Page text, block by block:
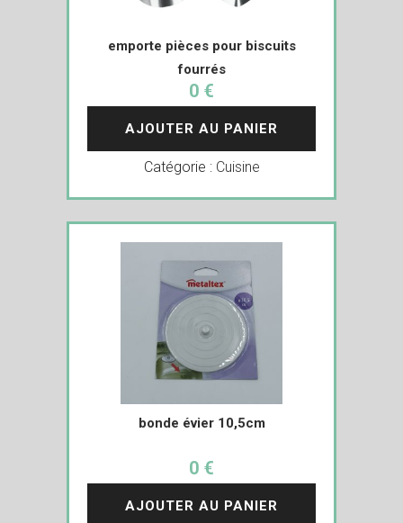
emporte pièces pour biscuits
fourrés
0 €
AJOUTER AU PANIER
Catégorie : Cuisine
bonde évier 10,5cm
0 €
AJOUTER AU PANIER